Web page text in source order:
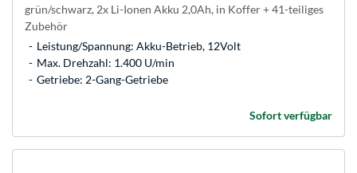
grün/schwarz, 2x Li-Ionen Akku 2,0Ah, in Koffer + 41-teiliges
Zubehör
Leistung/Spannung: Akku-Betrieb, 12Volt
Max. Drehzahl: 1.400 U/min
Getriebe: 2-Gang-Getriebe
Sofort verfügbar